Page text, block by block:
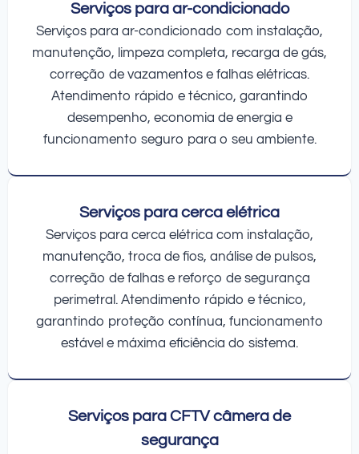
Serviços para ar-condicionado
Serviços para ar-condicionado com instalação,
manutenção, limpeza completa, recarga de gás,
correção de vazamentos e falhas elétricas.
Atendimento rápido e técnico, garantindo
desempenho, economia de energia e
funcionamento seguro para o seu ambiente.
Serviços para cerca elétrica
Serviços para cerca elétrica com instalação,
manutenção, troca de fios, análise de pulsos,
correção de falhas e reforço de segurança
perimetral. Atendimento rápido e técnico,
garantindo proteção contínua, funcionamento
estável e máxima eficiência do sistema.
Serviços para CFTV câmera de
segurança